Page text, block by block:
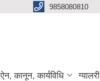
9858080810
ऐन, कानून, कार्यविधि ग्यालरी